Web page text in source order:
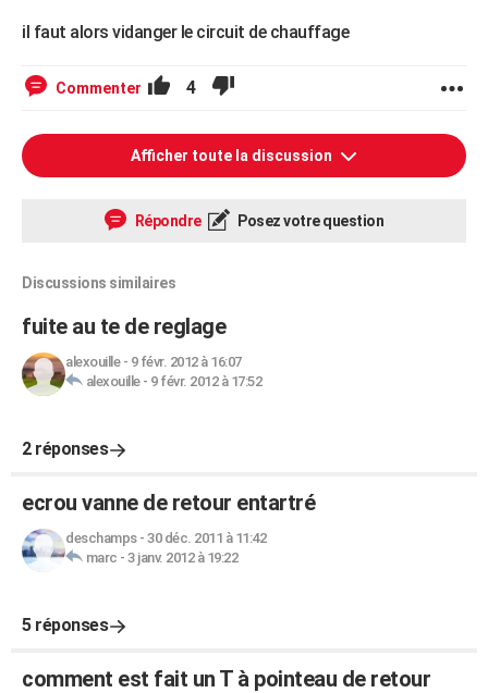
il faut alors vidanger le circuit de chauffage
Commenter 4
Afficher toute la discussion
Répondre Posez votre question
Discussions similaires
fuite au te de reglage
alexouille- 9 févr. 2012 à 16:07
alexouille- 9 févr. 2012 à 17:52
2 réponses
ecrou vanne de retour entartré
deschamps- 30 déc. 2011 à 11:42
marc - 3 janv. 2012 à 19:22
5 réponses
comment est fait un T à pointeau de retour